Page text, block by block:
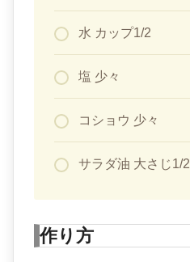
水 カップ1/2
塩 少々
コショウ 少々
サラダ油 大さじ1/2
作り方